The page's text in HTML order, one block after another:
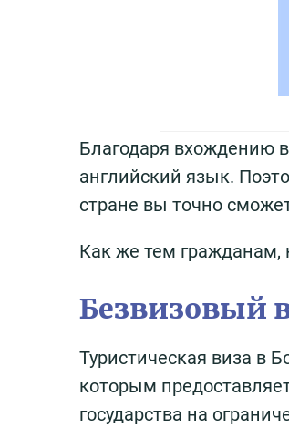
Благодаря вхождению
английский язык.
стране вы точно
Как же тем гражданам,
Безвизовый
Туристическая виза в
которым
государства на